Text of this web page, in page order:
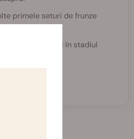
primele seturi de frunze
și a intrat oficial în stadiul